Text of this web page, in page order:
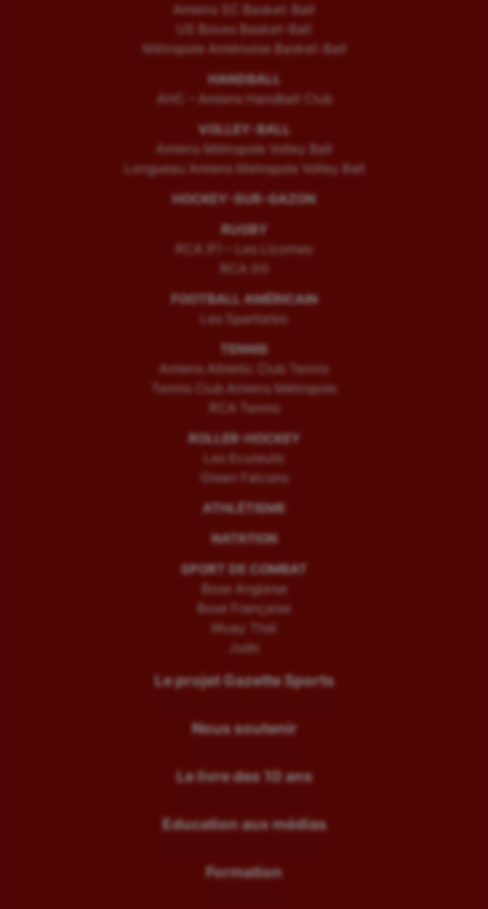
Amiens SC Basket-Ball
US Boves Basket-Ball
Métropole Amiénoise Basket-Ball
HANDBALL
AHC – Amiens Handball Club
VOLLEY-BALL
Amiens Métropole Volley Ball
Longueau Amiens Metropole Volley Ball
HOCKEY-SUR-GAZON
RUGBY
RCA (F) – Les Licornes
RCA (H)
FOOTBALL AMÉRICAIN
Les Spartiates
TENNIS
Amiens Athletic Club Tennis
Tennis Club Amiens Métropole
RCA Tennis
ROLLER-HOCKEY
Les Ecureuils
Green Falcons
ATHLÉTISME
NATATION
SPORT DE COMBAT
Boxe Anglaise
Boxe Française
Muay Thaï
Judo
Le projet Gazette Sports
Nous soutenir
Le livre des 10 ans
Education aux médias
Formation